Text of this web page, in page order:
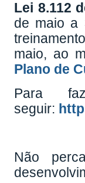
Lei 8.112
de maio a
maio, ao
Plano de
Para
seguir:
Não